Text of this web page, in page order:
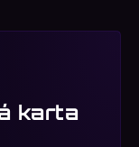
karta